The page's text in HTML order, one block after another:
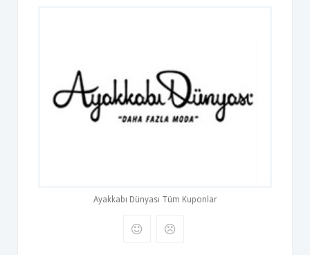
Ayakkabı Dünyası Tüm Kuponlar